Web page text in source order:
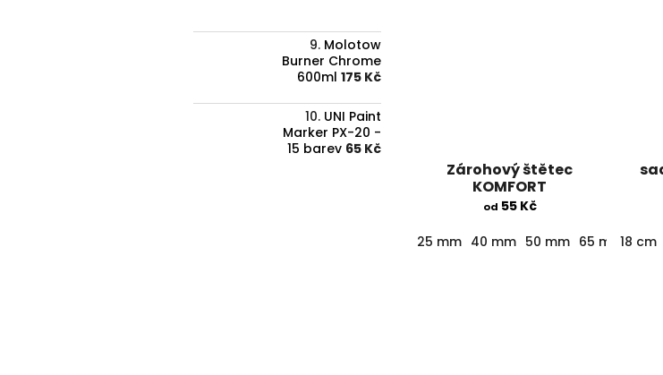
Molotow
Burner Chrome
600ml 175 Kč
UNI Paint
Marker PX-20 -
15 barev 65 Kč
Zárohový štětec
KOMFORT
od 55 Kč
25 mm 40 mm 50 mm 65 mm 75
18 cm